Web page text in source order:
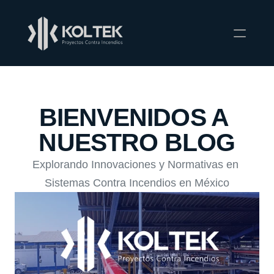
Ingeniería
Proyectos
Servicios
Distribución
Nosotros
Industrias
Certificaciones
Contacto
BIENVENIDOS A
NUESTRO BLOG
Explorando Innovaciones y Normativas en
Sistemas Contra Incendios en México